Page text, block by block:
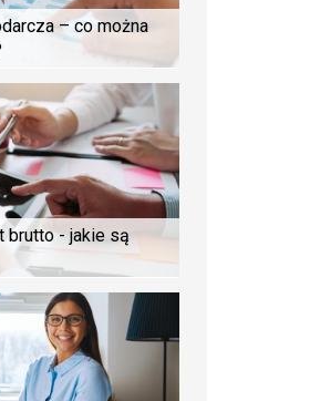
– co można
brutto - jakie są